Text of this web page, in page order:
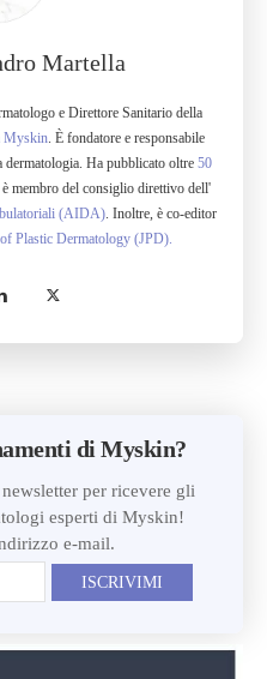
Martella
e Direttore Sanitario della
Myskin. È fondatore e responsabile
Ha pubblicato oltre 50
è membro del consiglio direttivo dell'
(AIDA). Inoltre, è co-editor
Plastic Dermatology (JPD).
di Myskin?
per ricevere gli
esperti di Myskin!
e-mail.
ISCRIVIMI